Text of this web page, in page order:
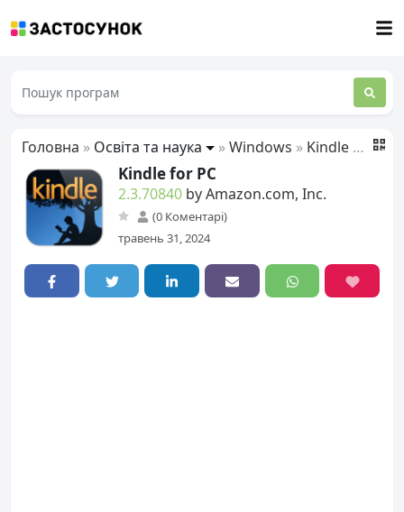
Головна » Освіта та наука »Windows » Kindle for PC
Kindle for PC
2.3.70840 by Amazon.com, Inc.
(0 Коментарі)
травень 31, 2024